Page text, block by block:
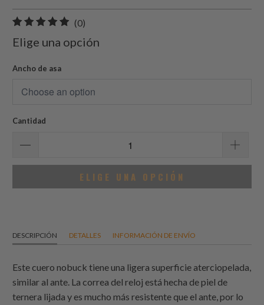
(0)
total
Elige una opción
Ancho de asa
Cantidad
ELIGE UNA OPCIÓN
DESCRIPCIÓN DETALLES INFORMACIÓN DE ENVÍO
Este cuero nobuck tiene una ligera superficie aterciopelada,
similar al ante. La correa del reloj está hecha de piel de
ternera lijada y es mucho más resistente que el ante, por lo